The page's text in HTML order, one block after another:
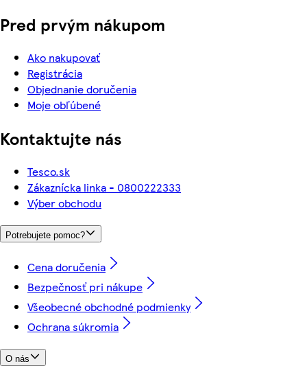
Pred prvým nákupom
Ako nakupovať
Registrácia
Objednanie doručenia
Moje obľúbené
Kontaktujte nás
Tesco.sk
Zákaznícka linka - 0800222333
Výber obchodu
Potrebujete pomoc?
Cena doručenia
Bezpečnosť pri nákupe
Všeobecné obchodné podmienky
Ochrana súkromia
O nás